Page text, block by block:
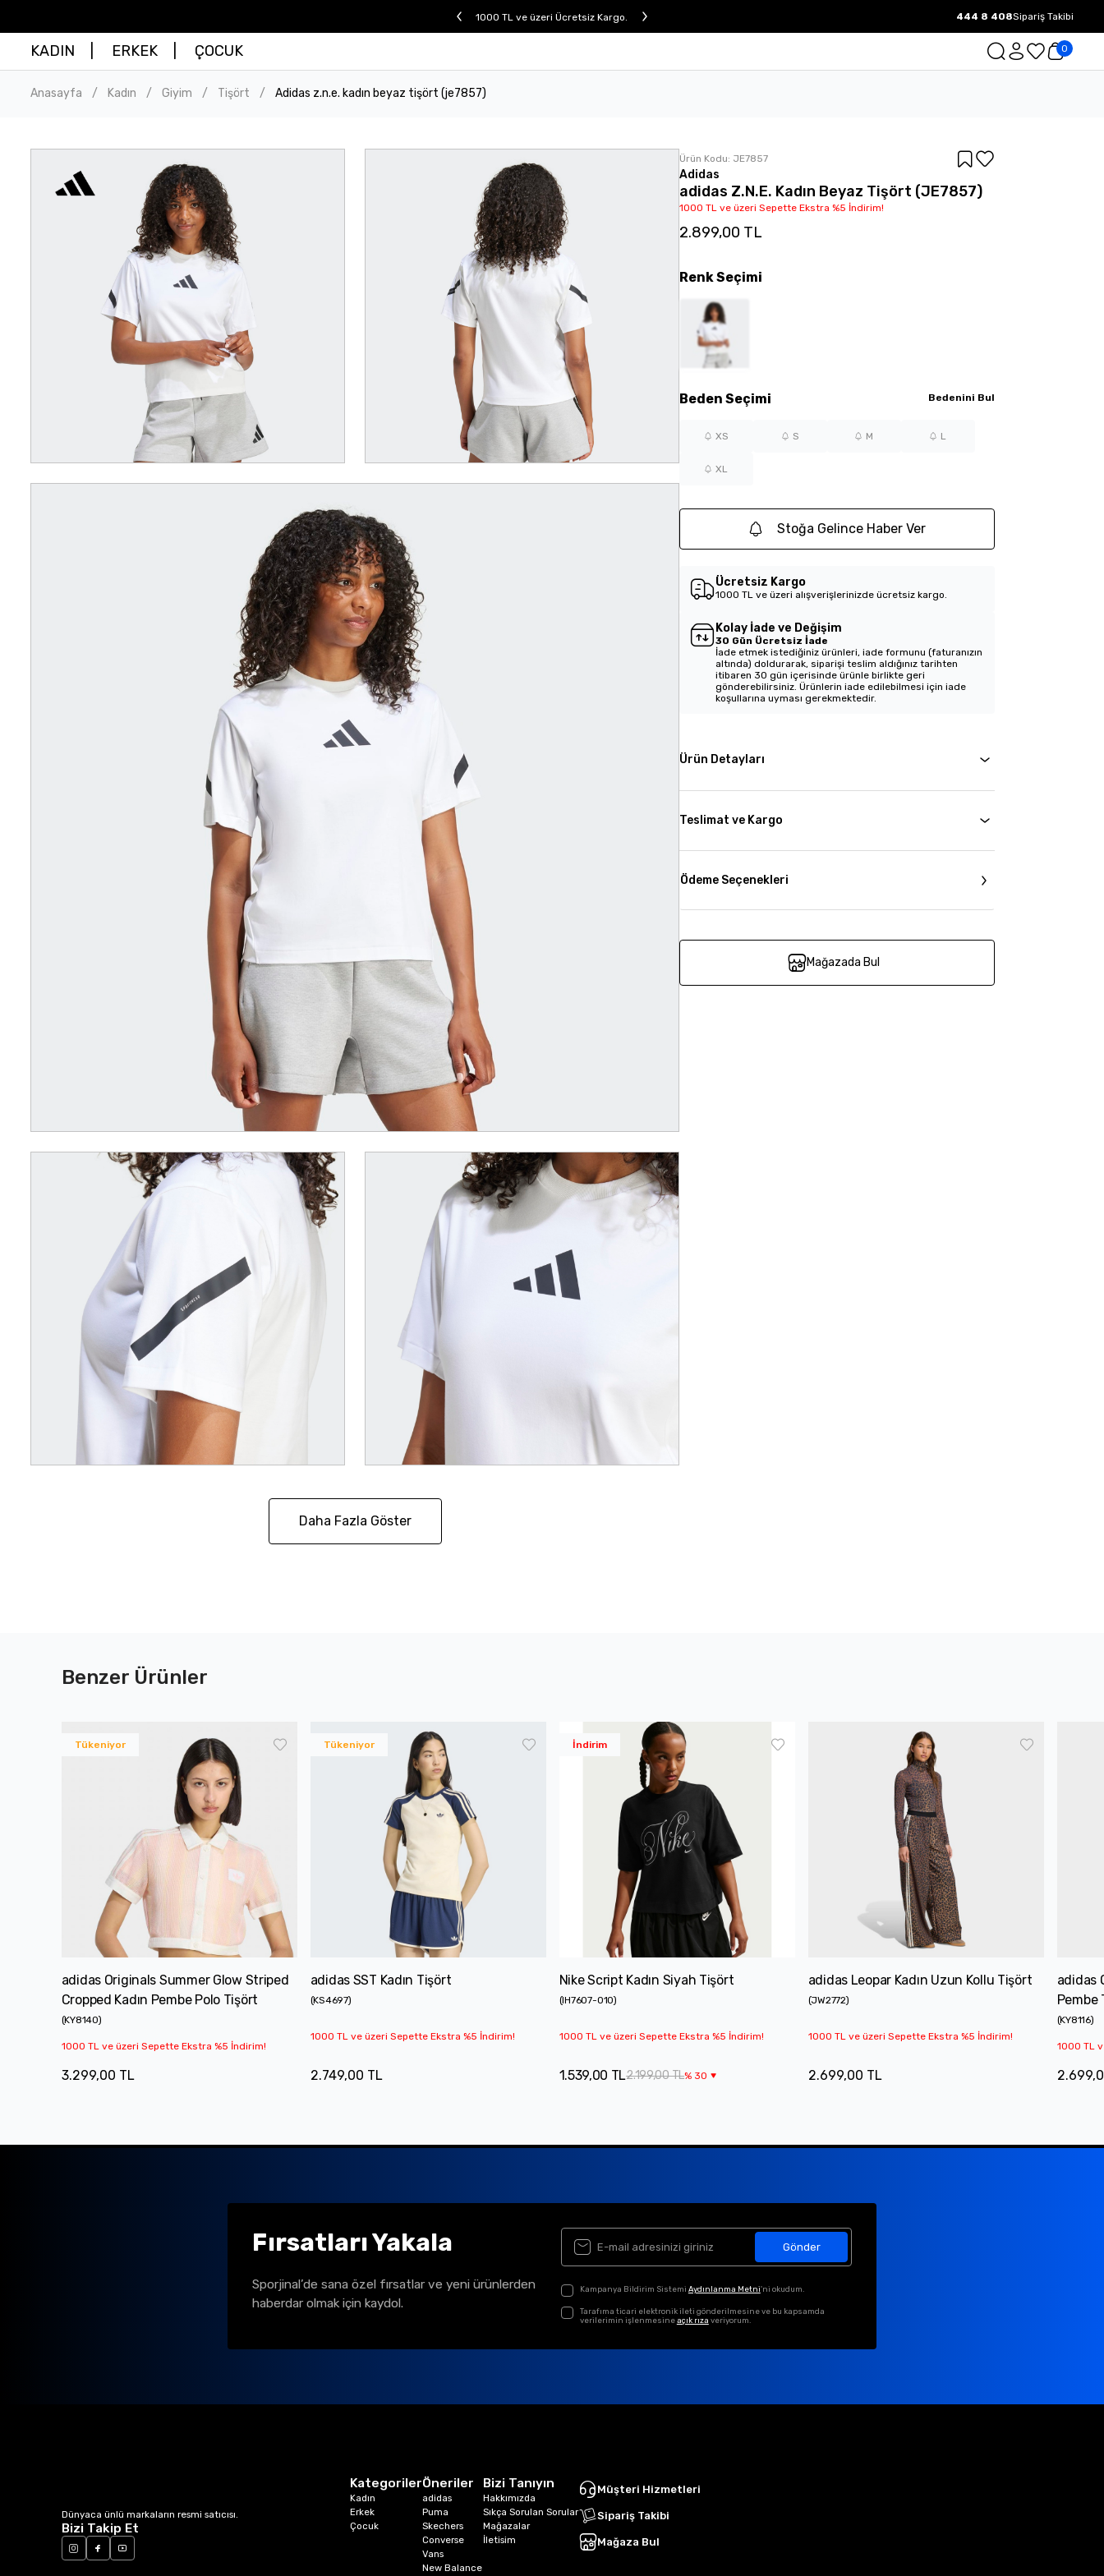
1000 TL ve üzeri Ücretsiz Kargo. 1000 TL ve üzeri Ücretsiz Kargo.
444 8 408Sipariş Takibi
KADIN ERKEK ÇOCUK 0
Anasayfa / Kadın / Giyim / Tişört / Adidas z.n.e. kadın beyaz tişört (je7857)
Daha Fazla Göster
Ürün Kodu: JE7857
Adidas
adidas Z.N.E. Kadın Beyaz Tişört (JE7857)
1000 TL ve üzeri Sepette Ekstra %5 İndirim!
2.899,00 TL
Beden Seçimi Bedenini Bul
XS S M L
XL
RenkSeçimi
Stoğa Gelince Haber Ver
Ücretsiz Kargo
1000 TL ve üzeri alışverişlerinizde ücretsiz kargo.
Kolay İade ve Değişim
30 Gün Ücretsiz İade
İade etmek istediğiniz ürünleri, iade formunu (faturanızın
altında) doldurarak, siparişi teslim aldığınız tarihten
itibaren 30 gün içerisinde ürünle birlikte geri
gönderebilirsiniz. Ürünlerin iade edilebilmesi için iade
koşullarına uyması gerekmektedir.
Ürün Detayları
Teslimat ve Kargo
Ödeme Seçenekleri
Mağazada Bul
Benzer Ürünler
Tükeniyor
adidas Originals Summer Glow Striped
Cropped Kadın Pembe Polo Tişört
(KY8140)
1000 TL ve üzeri Sepette Ekstra %5 İndirim!
3.299,00 TL
Tükeniyor
adidas SST Kadın Tişört
(KS4697)
1000 TL ve üzeri Sepette Ekstra %5 İndirim!
2.749,00 TL
İndirim
Nike Script Kadın Siyah Tişört
(IH7607-010)
1000 TL ve üzeri Sepette Ekstra %5 İndirim!
2.199,00 TL% 30
1.539,00 TL
adidas Leopar Kadın Uzun Kollu Tişört
(JW2772)
1000 TL ve üzeri Sepette Ekstra %5 İndirim!
2.699,00 TL
adidas
Pembe
(KY8116)
1000 TL
Fırsatları Yakala
Sporjinal’de sana özel fırsatlar ve yeni ürünlerden
haberdar olmak için kaydol.
Gönder
Kampanya Bildirim Sistemi Aydınlanma Metni'ni okudum.
Tarafıma ticari elektronik ileti gönderilmesine ve bu kapsamda
verilerimin işlenmesineaçık rıza veriyorum.
Dünyaca ünlü markaların resmi satıcısı.
Bizi Takip Et
Kategoriler
Kadın
Erkek
Çocuk
Öneriler
adidas
Puma
Skechers
Converse
Vans
New Balance
Bizi Tanıyın
Hakkımızda
Sıkça Sorulan Sorular
Mağazalar
İletisim
Müşteri Hizmetleri
Sipariş Takibi
Mağaza Bul